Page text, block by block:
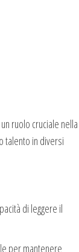
ruolo cruciale nella
talento in diversi
di leggere il
per mantenere